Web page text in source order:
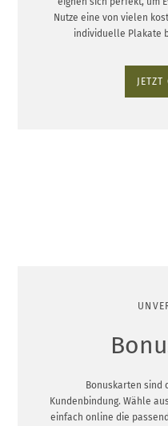
Nutze eine von vielen
individuelle Plakate
JETZT
Bonuskarten sind
Kundenbindung. Wähle
einfach online die